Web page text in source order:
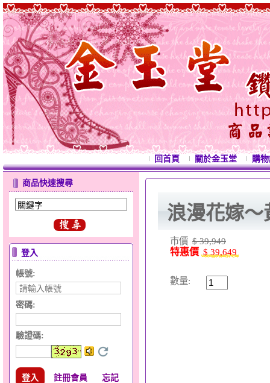
回首頁 關於金玉堂 購
商品快速搜尋
登入
帳號:
密碼:
驗證碼:
註冊會員
忘記
浪漫花嫁～
市價 $ 39,949
特惠價 $ 39,649
數量: